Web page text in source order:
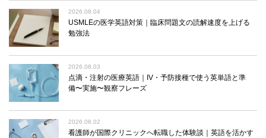
2026.08.04
USMLEの医学英語対策｜臨床問題文の読解速度を上げる
勉強法
2026.08.03
点滴・注射の医療英語｜IV・予防接種で使う英単語と準
備〜実施〜観察フレーズ
2026.08.02
看護師が国際クリニックへ転職した体験談｜英語を活かす